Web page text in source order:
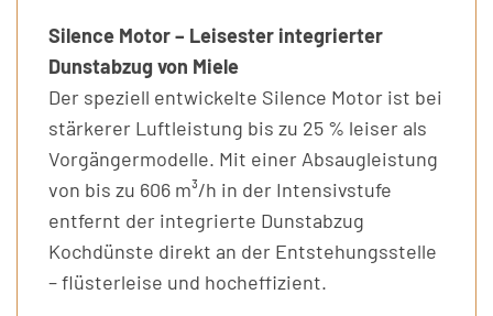
Silence Motor – Leisester integrierter
Dunstabzug von Miele
Der speziell entwickelte Silence Motor ist bei
stärkerer Luftleistung bis zu 25 % leiser als
Vorgängermodelle. Mit einer Absaugleistung
von bis zu 606 m³/h in der Intensivstufe
entfernt der integrierte Dunstabzug
Kochdünste direkt an der Entstehungsstelle
– flüsterleise und hocheffizient.